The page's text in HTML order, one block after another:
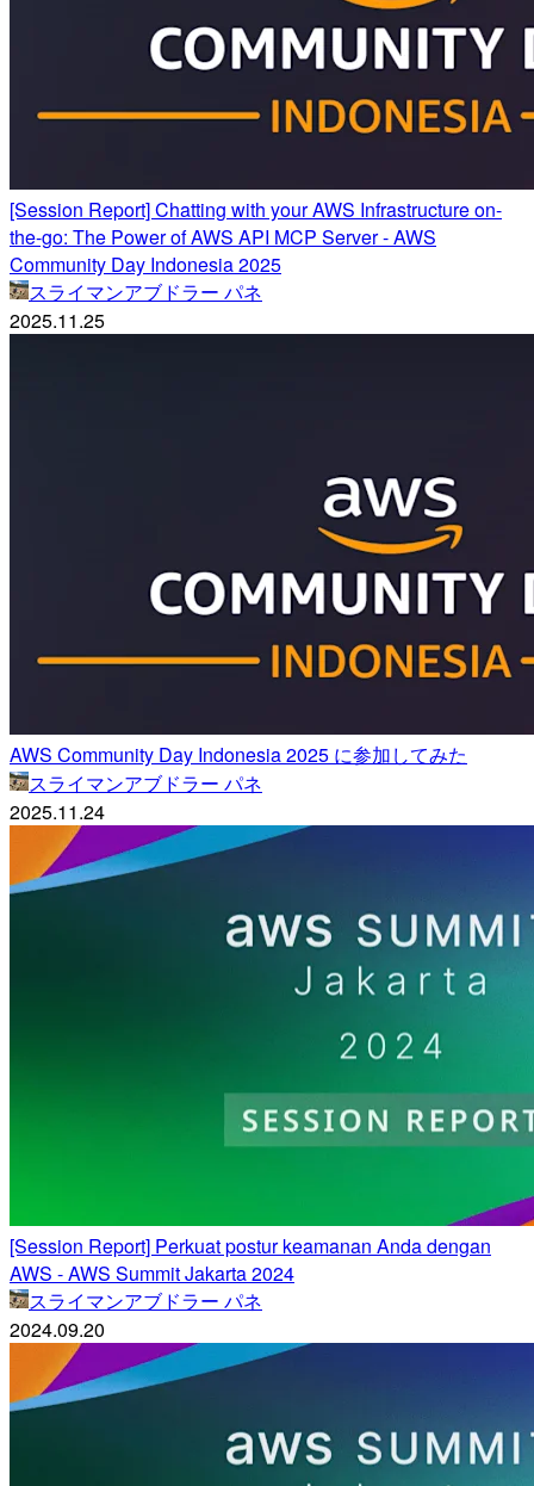
[Session Report] Chatting with your AWS Infrastructure on-
the-go: The Power of AWS API MCP Server - AWS
Community Day Indonesia 2025
スライマンアブドラー パネ
2025.11.25
AWS Community Day Indonesia 2025 に参加してみた
スライマンアブドラー パネ
2025.11.24
[Session Report] Perkuat postur keamanan Anda dengan
AWS - AWS Summit Jakarta 2024
スライマンアブドラー パネ
2024.09.20